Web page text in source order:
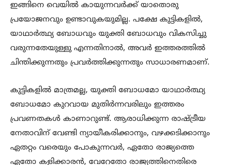
ഇങ്ങിനെ വെയിൽ കായുന്നവർക്ക് യാതൊരു
പ്രയോജനവും ഉണ്ടാവുകയുമില്ല. പക്ഷേ കുട്ടികളിൽ,
യാഥാർത്ഥ്യ ബോധവും യുക്തി ബോധവും വികസിച്ചു
വരുന്നതേയുള്ളു എന്നതിനാൽ, അവർ ഇത്തരത്തിൽ
ചിന്തിക്കുന്നതും പ്രവർത്തിക്കുന്നതും സാധാരണമാണ്.
കുട്ടികളിൽ മാത്രമല്ല, യുക്തി ബോധമോ യാഥാർത്ഥ്യ
ബോധമോ കുറവായ മുതിർന്നവരിലും ഇത്തരം
പ്രവണതകൾ കാണാറുണ്ട്. ആരാധിക്കുന്ന രാഷ്ട്രീയ
നേതാവിന് വേണ്ടി ന്യായീകരിക്കാനും, വഴക്കടിക്കാനും
ഏതറ്റം വരെയും പോകുന്നവർ, ഏതോ രാജ്യത്തെ
ഏതോ കളിക്കാരൻ, വേറേതോ രാജ്യത്തിനെതിരെ